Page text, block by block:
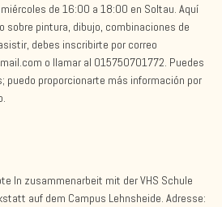
de 16:00 a 18:00 en Soltau. Aquí
sobre pintura, dibujo, combinaciones de
debes inscribirte por correo
o llamar al 015750701772. Puedes
puedo proporcionarte más información por
In zusammenarbeit mit der VHS Schule
auf dem Campus Lehnsheide. Adresse: